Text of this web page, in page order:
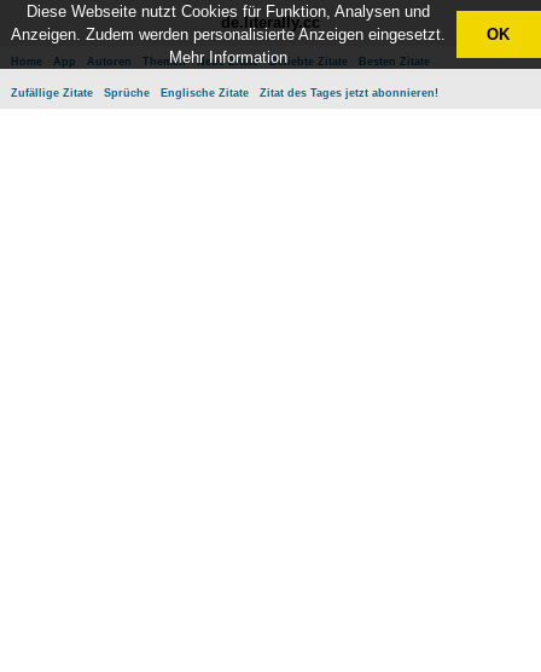
de.literally.cc
Home App Autoren Themen Neue Zitate Beliebte Zitate Besten Zitate
Zufällige Zitate Sprüche Englische Zitate Zitat des Tages jetzt abonnieren!
Diese Webseite nutzt Cookies für Funktion, Analysen und
Anzeigen. Zudem werden personalisierte Anzeigen eingesetzt.
Mehr Information
OK